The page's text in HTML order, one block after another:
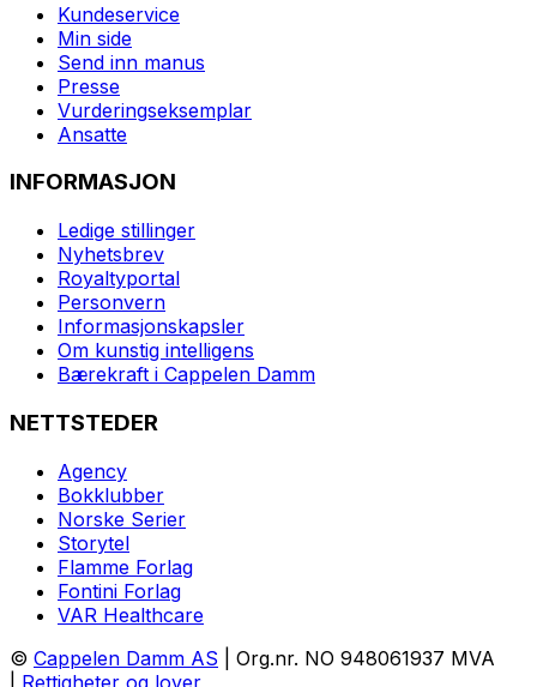
Kundeservice
Min side
Send inn manus
Presse
Vurderingseksemplar
Ansatte
INFORMASJON
Ledige stillinger
Nyhetsbrev
Royaltyportal
Personvern
Informasjonskapsler
Om kunstig intelligens
Bærekraft i Cappelen Damm
NETTSTEDER
Agency
Bokklubber
Norske Serier
Storytel
Flamme Forlag
Fontini Forlag
VAR Healthcare
© Cappelen Damm AS | Org.nr. NO 948061937 MVA
Rettigheter og lover